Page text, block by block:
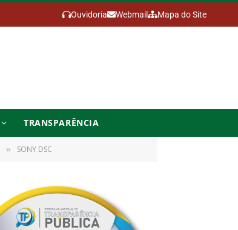
Ouvidoria Webmail Mapa do Site
TRANSPARÊNCIA
» SONY DSC